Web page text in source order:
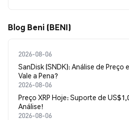
Blog Beni (BENI)
2026-08-06
SanDisk (SNDK): Análise de Preço
Vale a Pena?
2026-08-06
Preço XRP Hoje: Suporte de
Análise!
2026-08-06